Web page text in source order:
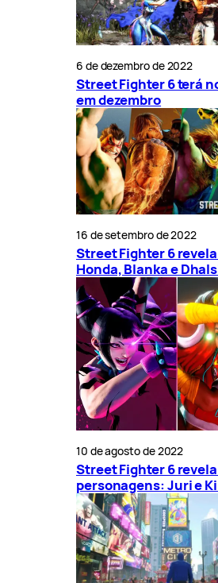
6 de dezembro de 2022
Street Fighter 6 terá
em dezembro
16 de setembro de 2022
Street Fighter 6
Honda, Blanka e
10 de agosto de 2022
Street Fighter 6
personagens: Juri e